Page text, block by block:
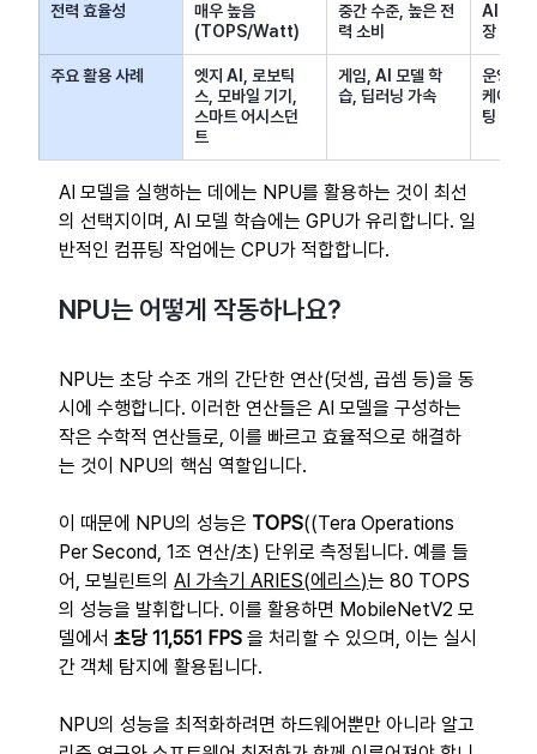
전력 효율성
매우 높음
(TOPS/Watt)
중간 수준, 높은 전
력 소비
AI 작업
장 낮음
주요 활용 사례
엣지 AI, 로보틱
스, 모바일 기기,
스마트 어시스던
트
게임, AI 모델 학
습, 딥러닝 가속
운영체
케이션,
팅
AI 모델을 실행하는 데에는 NPU를 활용하는 것이 최선
의 선택지이며, AI 모델 학습에는 GPU가 유리합니다. 일
반적인 컴퓨팅 작업에는 CPU가 적합합니다.
NPU는 어떻게 작동하나요?
NPU는 초당 수조 개의 간단한 연산(덧셈, 곱셈 등)을 동
시에 수행합니다. 이러한 연산들은 AI 모델을 구성하는
작은 수학적 연산들로, 이를 빠르고 효율적으로 해결하
는 것이 NPU의 핵심 역할입니다.
이 때문에 NPU의 성능은 TOPS((Tera Operations
Per Second, 1조 연산/초) 단위로 측정됩니다. 예를 들
어, 모빌린트의 AI 가속기 ARIES(에리스)는 80 TOPS
의 성능을 발휘합니다. 이를 활용하면 MobileNetV2 모
델에서 초당 11,551 FPS 을 처리할 수 있으며, 이는 실시
간 객체 탐지에 활용됩니다.
NPU의 성능을 최적화하려면 하드웨어뿐만 아니라 알고